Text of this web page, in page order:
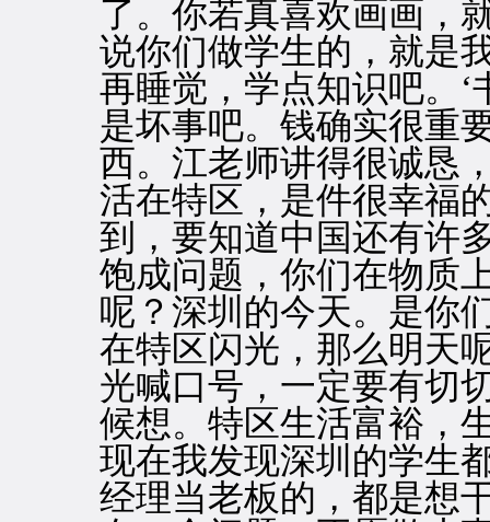
了。你若真喜欢画画，
说你们做学生的，就是
再睡觉，学点知识吧。‘
是坏事吧。钱确实很重
西。江老师讲得很诚恳
活在特区，是件很幸福
到，要知道中国还有许
饱成问题，你们在物质
呢？深圳的今天。是你
在特区闪光，那么明天
光喊口号，一定要有切
候想。特区生活富裕，
现在我发现深圳的学生
经理当老板的，都是想